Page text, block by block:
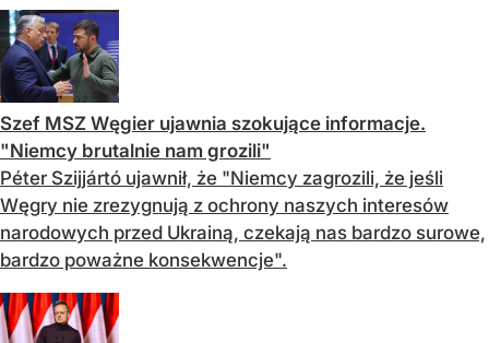
Szef MSZ Węgier ujawnia szokujące informacje.
"Niemcy brutalnie nam grozili"
Péter Szijjártó ujawnił, że "Niemcy zagrozili, że jeśli
Węgry nie zrezygnują z ochrony naszych interesów
narodowych przed Ukrainą, czekają nas bardzo surowe,
bardzo poważne konsekwencje".